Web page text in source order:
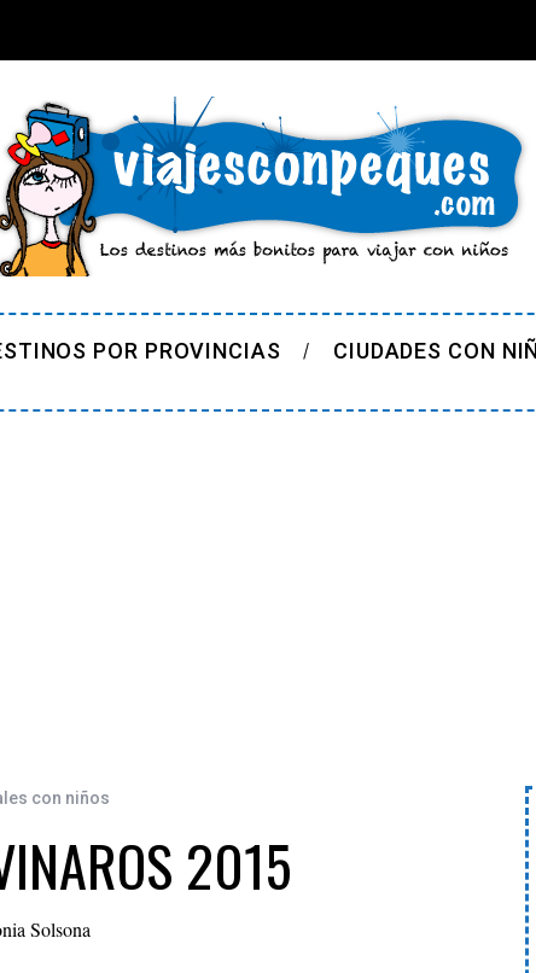
POR PROVINCIAS CIUDADES CON
con niños
2015
Solsona